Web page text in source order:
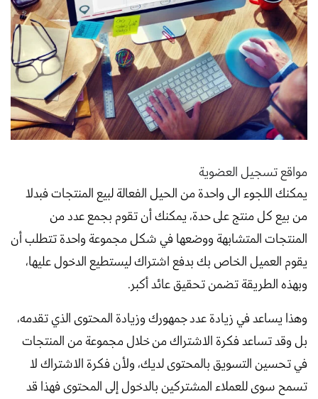
مواقع تسجيل العضوية
يمكنك اللجوء الى واحدة من الحيل الفعالة لبيع المنتجات فبدلا
من بيع كل منتج على حدة، يمكنك أن تقوم بجمع عدد من
المنتجات المتشابهة ووضعها في شكل مجموعة واحدة تتطلب أن
يقوم العميل الخاص بك بدفع اشتراك ليستطيع الدخول عليها،
وبهذه الطريقة تضمن تحقيق عائد أكبر.
وهذا يساعد في زيادة عدد جمهورك وزيادة المحتوى الذي تقدمه،
بل وقد تساعد فكرة الاشتراك من خلال مجموعة من المنتجات
في تحسين التسويق بالمحتوى لديك، ولأن فكرة الاشتراك لا
تسمح سوى للعملاء المشتركين بالدخول إلى المحتوى فهذا قد